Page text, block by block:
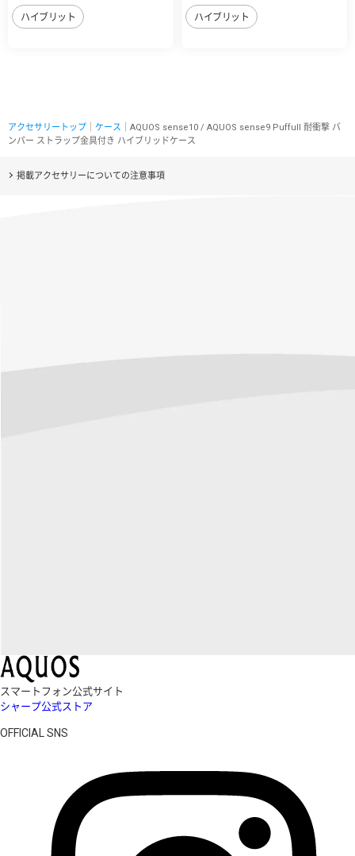
ハイブリット ハイブリット
アクセサリートップ ケース ｜AQUOS sense10 / AQUOS sense9 Puffull 耐衝撃 バ
ンパー ストラップ金具付き ハイブリッドケース
掲載アクセサリーについての注意事項
スマートフォン公式サイト
シャープ公式ストア
OFFICIAL SNS